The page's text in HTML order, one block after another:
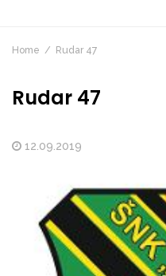
Home Rudar 47
Rudar 47
12.09.2019